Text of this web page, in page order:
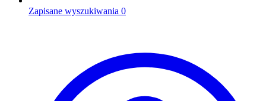
Zapisane wyszukiwania 0